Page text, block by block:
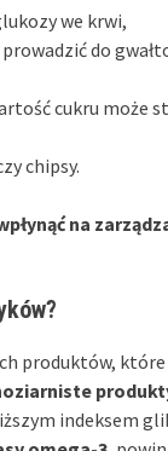
we krwi,
do
cukru może
chipsy.
na
produktów,
indeksem